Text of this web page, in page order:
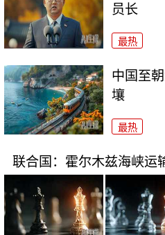
员长
最热
中国至
壤
最热
联合国：霍尔木兹海峡运